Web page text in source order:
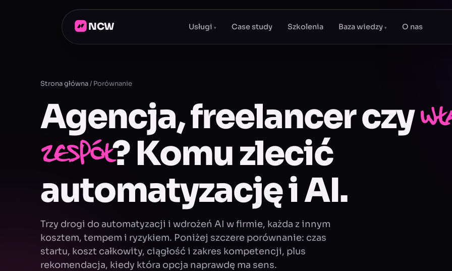
NCW Usługi▾ Case study Szkolenia Baza wiedzy▾ O nas
Strona główna/ Porównanie
Agencja, freelancer czy
zespół? Komu zlecić
automatyzację i AI.
Trzy drogi do automatyzacji i wdrożeń AI w firmie, każda z innym
kosztem, tempem i ryzykiem. Poniżej szczere porównanie: czas
startu, koszt całkowity, ciągłość i zakres kompetencji, plus
rekomendacja, kiedy która opcja naprawdę ma sens.